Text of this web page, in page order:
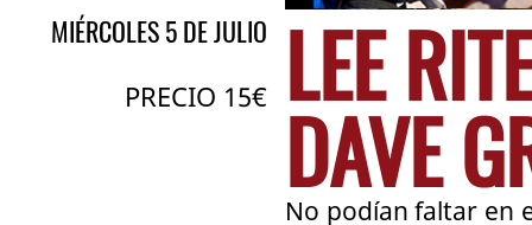
MIÉRCOLES 5 DE JULIO
PRECIO 15€ LEE
DAVE
No podían faltar en